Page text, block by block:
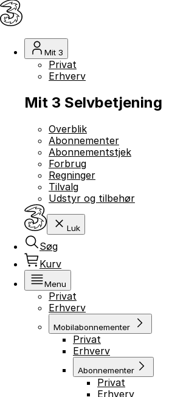
Mit 3
Privat
Erhverv
Mit 3 Selvbetjening
Overblik
Abonnementer
Abonnementstjek
Forbrug
Regninger
Tilvalg
Udstyr og tilbehør
Luk
Søg
Kurv
Menu
Privat
Erhverv
Mobilabonnementer
Privat
Erhverv
Abonnementer
Privat
Erhverv